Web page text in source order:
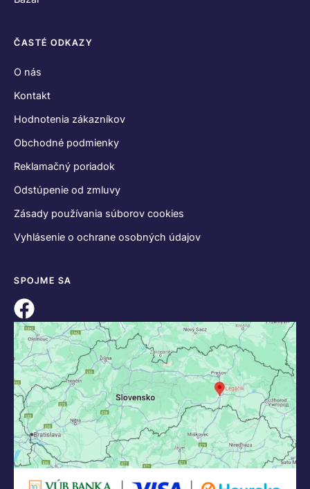
ČASTÉ ODKAZY
O nás
Kontakt
Hodnotenia zákazníkov
Obchodné podmienky
Reklamačný poriadok
Odstúpenie od zmluvy
Zásady používania súborov cookies
Vyhlásenie o ochrane osobných údajov
SPOJME SA